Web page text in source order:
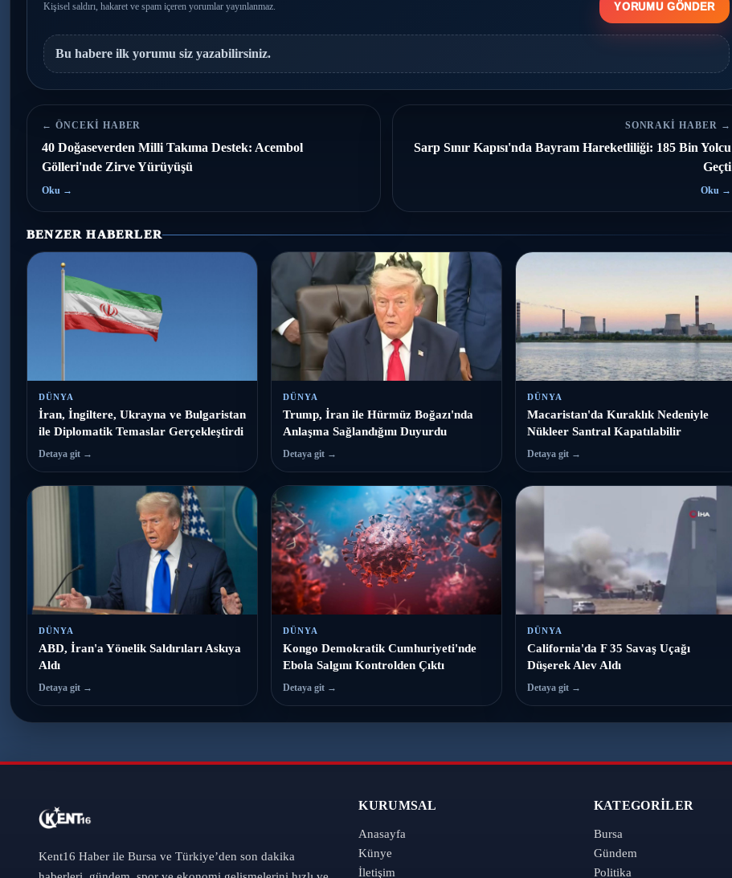
Kişisel saldırı, hakaret ve spam içeren yorumlar yayınlanmaz. YORUMU GÖNDER
Bu habere ilk yorumu siz yazabilirsiniz.
← ÖNCEKI HABER
40 Doğaseverden Milli Takıma Destek: Acembol
Gölleri'nde Zirve Yürüyüşü
Oku →
SONRAKI HABER →
Sarp Sınır Kapısı'nda Bayram Hareketliliği: 185 Bin Yolcu
Geçti
Oku →
BENZER HABERLER
DÜNYA
İran, İngiltere, Ukrayna ve Bulgaristan
ile Diplomatik Temaslar Gerçekleştirdi
Detaya git →
DÜNYA
Trump, İran ile Hürmüz Boğazı'nda
Anlaşma Sağlandığını Duyurdu
Detaya git →
DÜNYA
Macaristan'da Kuraklık Nedeniyle
Nükleer Santral Kapatılabilir
Detaya git →
DÜNYA
ABD, İran'a Yönelik Saldırıları Askıya
Aldı
Detaya git →
DÜNYA
Kongo Demokratik Cumhuriyeti'nde
Ebola Salgını Kontrolden Çıktı
Detaya git →
DÜNYA
California'da F 35 Savaş Uçağı
Düşerek Alev Aldı
Detaya git →
Kent16 Haber ile Bursa ve Türkiye’den son dakika
KURUMSAL
Anasayfa
Künye
İletişim
KATEGORILER
Bursa
Gündem
Politika